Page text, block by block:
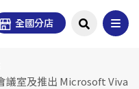
全國分店
議室及推出 Microsoft Viva